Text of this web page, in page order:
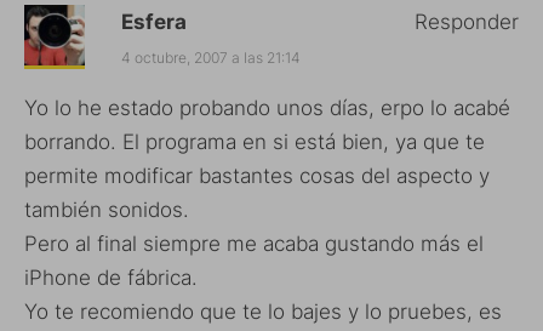
Esfera
4 octubre, 2007 a las 21:14
Yo lo he estado probando unos días, erpo lo acabé
borrando. El programa en si está bien, ya que te
permite modificar bastantes cosas del aspecto y
también sonidos.
Pero al final siempre me acaba gustando más el
iPhone de fábrica.
Yo te recomiendo que te lo bajes y lo pruebes, es
Responder